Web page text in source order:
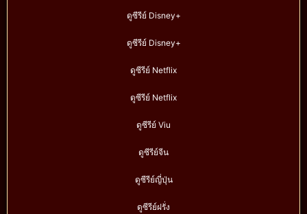
ดูซีรีย์ Disney+
ดูซีรีย์ Disney+
ดูซีรีย์ Netflix
ดูซีรีย์ Netflix
ดูซีรีย์ Viu
ดูซีรีย์จีน
ดูซีรีย์ญี่ปุ่น
ดูซีรีย์ฝรั่ง